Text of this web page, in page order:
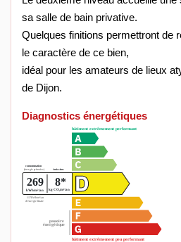
sa salle de bain privative.
Quelques finitions permettront de
le caractère de ce bien,
idéal pour les amateurs de lieux
de Dijon.
Diagnostics énergétiques